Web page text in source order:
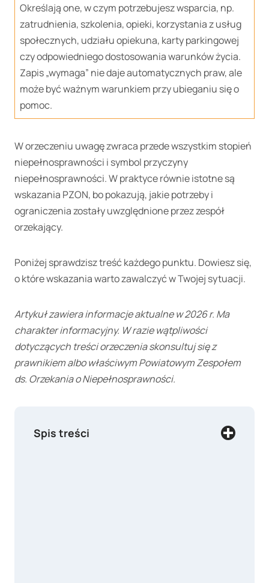
Określają one, w czym potrzebujesz wsparcia, np.
zatrudnienia, szkolenia, opieki, korzystania z usług
społecznych, udziału opiekuna, karty parkingowej
czy odpowiedniego dostosowania warunków życia.
Zapis „wymaga” nie daje automatycznych praw, ale
może być ważnym warunkiem przy ubieganiu się o
pomoc.
W orzeczeniu uwagę zwraca przede wszystkim stopień
niepełnosprawności i symbol przyczyny
niepełnosprawności. W praktyce równie istotne są
wskazania PZON, bo pokazują, jakie potrzeby i
ograniczenia zostały uwzględnione przez zespół
orzekający.
Poniżej sprawdzisz treść każdego punktu. Dowiesz się,
o które wskazania warto zawalczyć w Twojej sytuacji.
Artykuł zawiera informacje aktualne w2026r. Ma
charakter informacyjny. W razie wątpliwości
dotyczących treści orzeczenia skonsultuj się z
prawnikiem albo właściwym Powiatowym Zespołem
ds. Orzekania o Niepełnosprawności.
Spis treści